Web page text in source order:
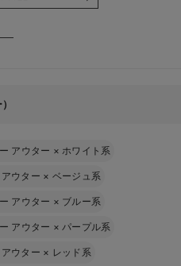
アウター ×ホワイト系
ウター × ベージュ系
アウター × ブルー系
アウター ×パープル系
ウター × レッド系